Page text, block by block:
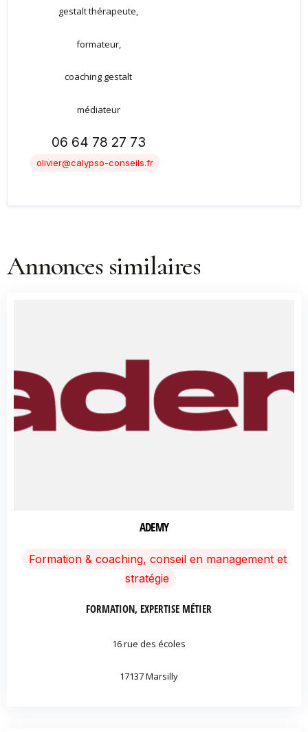
gestalt thérapeute,
formateur,
coaching gestalt
médiateur
06 64 78 27 73
olivier@calypso-conseils.fr
Annonces similaires
ADEMY
Formation & coaching, conseil en management et
stratégie
FORMATION, EXPERTISE MÉTIER
16 rue des écoles
17137 Marsilly